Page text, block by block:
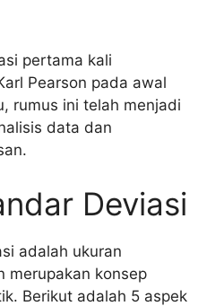
pertama kali
Pearson pada awal
rumus ini telah menjadi
data dan
Deviasi
adalah ukuran
merupakan konsep
Berikut adalah 5 aspek